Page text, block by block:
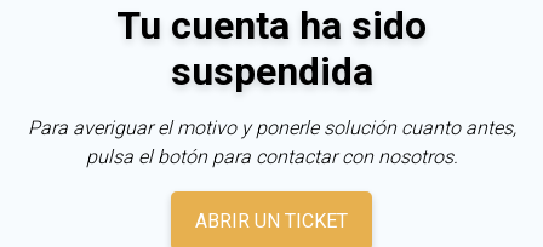
Tu cuenta ha sido
suspendida
Para averiguar el motivo y ponerle solución cuanto antes,
pulsa el botón para contactar con nosotros.
ABRIR UN TICKET